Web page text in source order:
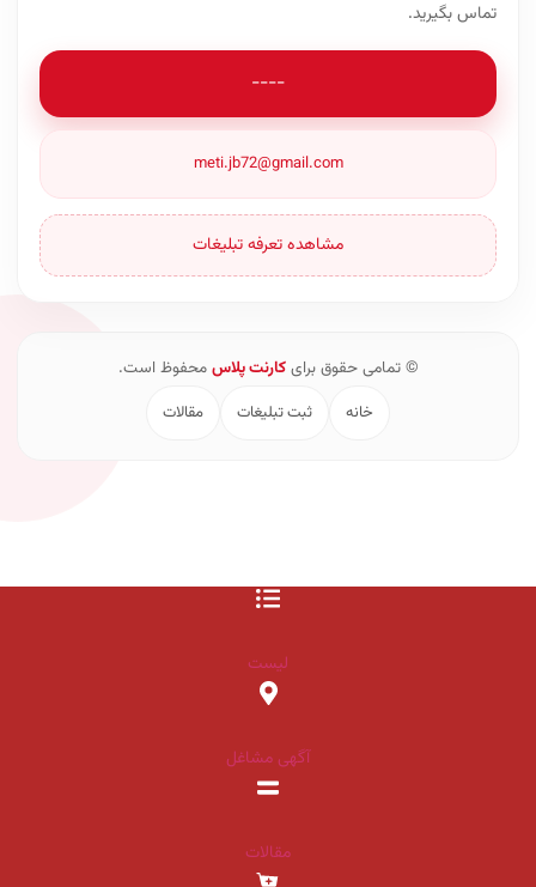
تماس بگیرید.
----
meti.jb72@gmail.com
مشاهده تعرفه تبلیغات
© تمامی حقوق برایکارنت پلاسمحفوظ است.
خانه ثبت تبلیغات مقالات
لیست
آگهی مشاغل
مقالات